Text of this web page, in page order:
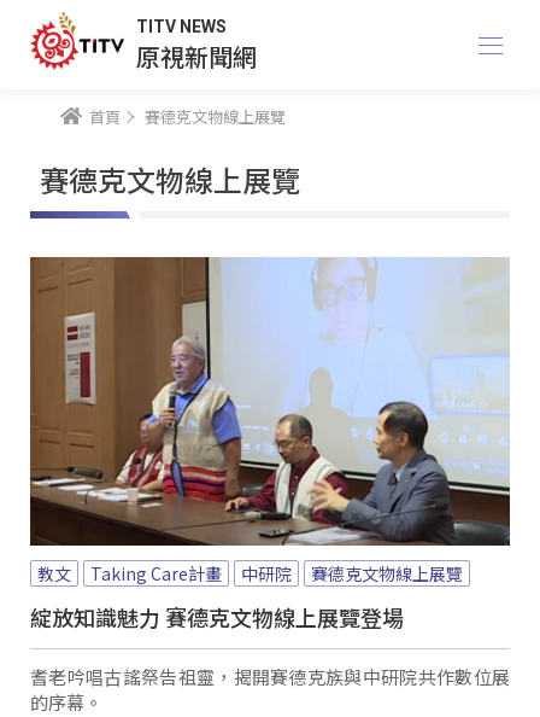
TITV NEWS
原視新聞網
首頁 賽德克文物線上展覽
賽德克文物線上展覽
教文 Taking Care計畫 中研院 賽德克文物線上展覽
綻放知識魅力 賽德克文物線上展覽登場
耆老吟唱古謠祭告祖靈，揭開賽德克族與中研院共作數位展
的序幕。